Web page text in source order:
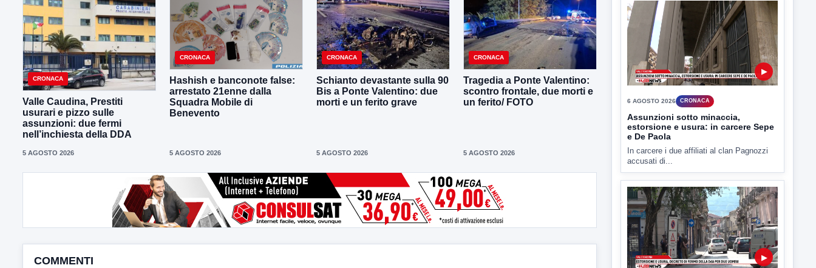
CRONACA
Valle Caudina, Prestiti
usurari e pizzo sulle
assunzioni: due fermi
nell’inchiesta della DDA
5 AGOSTO 2026
CRONACA
Hashish e banconote false:
arrestato 21enne dalla
Squadra Mobile di
Benevento
5 AGOSTO 2026
CRONACA
Schianto devastante sulla 90
Bis a Ponte Valentino: due
morti e un ferito grave
5 AGOSTO 2026
CRONACA
Tragedia a Ponte Valentino:
scontro frontale, due morti e
un ferito/ FOTO
5 AGOSTO 2026
COMMENTI
6 AGOSTO 2026 CRONACA
"Sistema Caprio", Procura S.Maria
CV chiede rinvio a giudizio per 54
La Procura della Repubblica di Santa
Capua Vetere chiude le...
▶
6 AGOSTO 2026 CRONACA
Assunzioni sotto minaccia,
estorsione e usura: in carcere Sepe
e De Paola